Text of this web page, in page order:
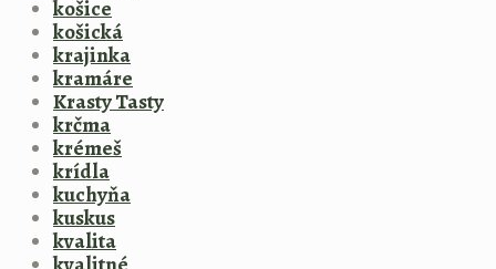
košice
košická
krajinka
kramáre
Krasty Tasty
krčma
krémeš
krídla
kuchyňa
kuskus
kvalita